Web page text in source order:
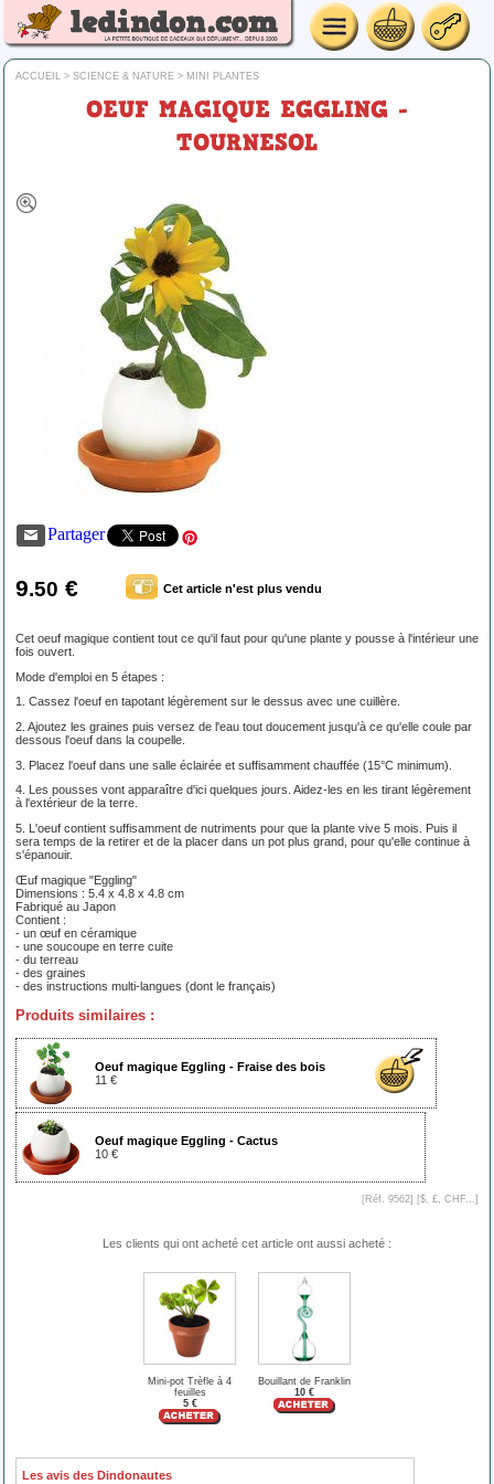
ACCUEIL > SCIENCE & NATURE > MINI PLANTES
OEUF MAGIQUE EGGLING -
TOURNESOL
Partager
9.50 € Cet article n'est plus vendu
Cet oeuf magique contient tout ce qu'il faut pour qu'une plante y pousse à l'intérieur une
fois ouvert.
Mode d'emploi en 5 étapes :
1. Cassez l'oeuf en tapotant légèrement sur le dessus avec une cuillère.
2. Ajoutez les graines puis versez de l'eau tout doucement jusqu'à ce qu'elle coule par
dessous l'oeuf dans la coupelle.
3. Placez l'oeuf dans une salle éclairée et suffisamment chauffée (15°C minimum).
4. Les pousses vont apparaître d'ici quelques jours. Aidez-les en les tirant légèrement
à l'extérieur de la terre.
5. L'oeuf contient suffisamment de nutriments pour que la plante vive 5 mois. Puis il
sera temps de la retirer et de la placer dans un pot plus grand, pour qu'elle continue à
s'épanouir.
Œuf magique "Eggling"
Dimensions : 5.4 x 4.8 x 4.8 cm
Fabriqué au Japon
Contient :
- un œuf en céramique
- une soucoupe en terre cuite
- du terreau
- des graines
- des instructions multi-langues (dont le français)
Produits similaires :
Oeuf magique Eggling - Fraise des bois
11 €
Oeuf magique Eggling - Cactus
10 €
[Réf. 9562] [$, £, CHF... ]
Les clients qui ont acheté cet article ont aussi acheté :
Mini-pot Trèfle à 4
feuilles
5 €
Bouillant de Franklin
10 €
Les avis des Dindonautes